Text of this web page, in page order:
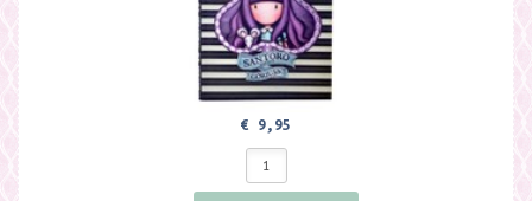
€ 9,95